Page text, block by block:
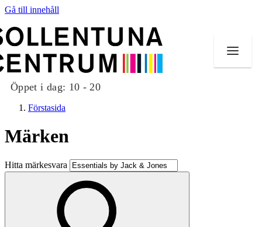
Gå till innehåll
Öppet i dag: 10 - 20
Butiker
Mat och dryck
Evenemang
Förstasida
Märken
Hitta märkesvara